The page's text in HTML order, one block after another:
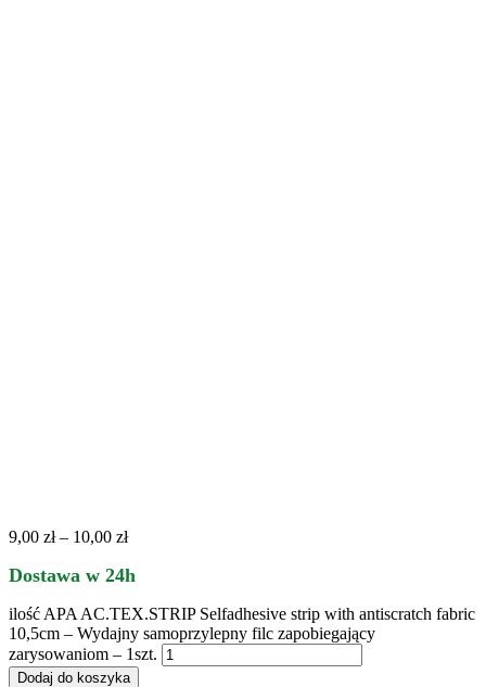
9,00 zł – 10,00 zł
Dostawa w 24h
ilość APA AC.TEX.STRIP Selfadhesive strip with antiscratch fabric
10,5cm – Wydajny samoprzylepny filc zapobiegający
zarysowaniom – 1szt.
Dodaj do koszyka